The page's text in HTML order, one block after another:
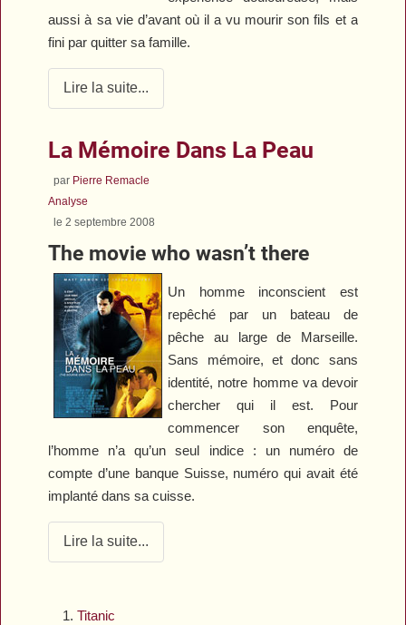
aussi à sa vie d’avant où il a vu mourir son fils et a
fini par quitter sa famille.
Lire la suite...
La Mémoire Dans La Peau
par Pierre Remacle
Analyse
le 2 septembre 2008
The movie who wasn’t there
Un homme inconscient est
repêché par un bateau de
pêche au large de Marseille.
Sans mémoire, et donc sans
identité, notre homme va devoir
chercher qui il est. Pour
commencer son enquête,
l’homme n’a qu’un seul indice : un numéro de
compte d’une banque Suisse, numéro qui avait été
implanté dans sa cuisse.
Lire la suite...
Titanic